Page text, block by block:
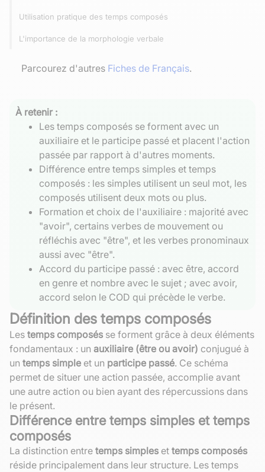
Utilisation pratique des temps composés
L'importance de la morphologie verbale
Parcourez d'autres Fiches de Français.
À retenir :
Les temps composés se forment avec un
auxiliaire et le participe passé et placent l'action
passée par rapport à d'autres moments.
Différence entre temps simples et temps
composés : les simples utilisent un seul mot, les
composés utilisent deux mots ou plus.
Formation et choix de l'auxiliaire : majorité avec
"avoir", certains verbes de mouvement ou
réfléchis avec "être", et les verbes pronominaux
aussi avec "être".
Accord du participe passé : avec être, accord
en genre et nombre avec le sujet ; avec avoir,
accord selon le COD qui précède le verbe.
Définition des temps composés
Les temps composés se forment grâce à deux éléments
fondamentaux : un auxiliaire (être ou avoir) conjugué à
un temps simple et un participe passé. Ce schéma
permet de situer une action passée, accomplie avant
une autre action ou bien ayant des répercussions dans
le présent.
Différence entre temps simples et temps
composés
La distinction entre temps simples et temps composés
réside principalement dans leur structure. Les temps